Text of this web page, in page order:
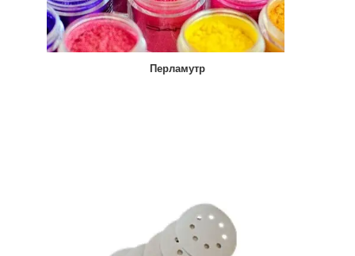
Перламутр